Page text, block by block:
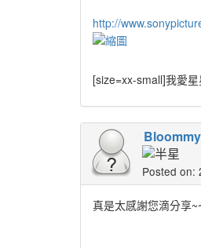
http://
[size=xx-small]我愛星
Bloommy
Posted on:
真是太感謝您滴分享